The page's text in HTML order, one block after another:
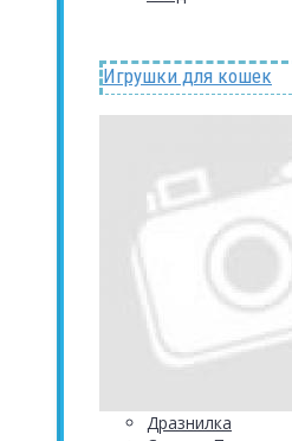
Игрушки для кошек
Дразнилка